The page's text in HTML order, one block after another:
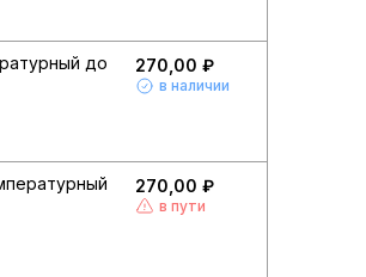
до
270,00 ₽
в наличии
270,00 ₽
в пути